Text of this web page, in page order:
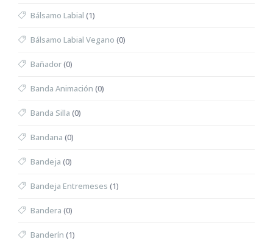
Bálsamo Labial (1)
Bálsamo Labial Vegano (0)
Bañador(0)
Banda Animación (0)
Banda Silla (0)
Bandana (0)
Bandeja (0)
Bandeja Entremeses (1)
Bandera (0)
Banderín (1)